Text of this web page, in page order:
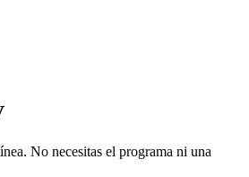
No necesitas el programa ni una